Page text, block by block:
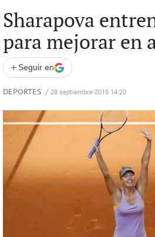
Sharapova
para mejorar en
+ Seguir en
DEPORTES / 28 septiembre 2015 14:20